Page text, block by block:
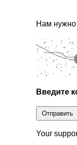
Нам нужно
Введите
Отправить
Your